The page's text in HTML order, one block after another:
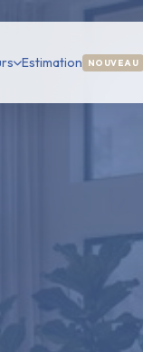
Estimation NOUVEAU